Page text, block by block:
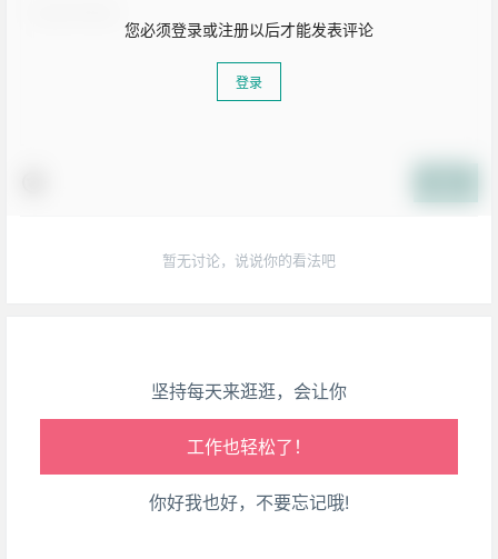
您必须登录或注册以后才能发表评论
登录
暂无讨论，说说你的看法吧
坚持每天来逛逛，会让你
你好我也好，不要忘记哦!